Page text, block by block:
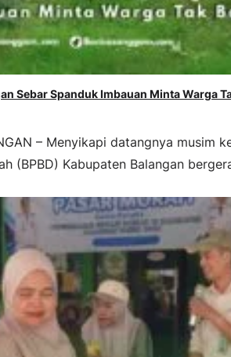
Sebar Spanduk Imbauan Minta Warga
– Menyikapi datangnya musim
(BPBD) Kabupaten Balangan